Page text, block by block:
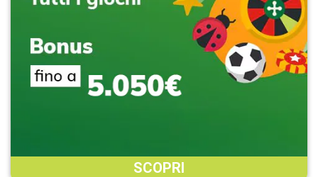
SCOPRI